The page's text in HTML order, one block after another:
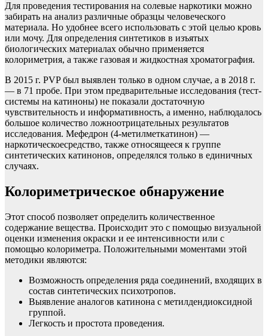
Для проведения тестирования на солевые наркотики можно
забирать на анализ различные образцы человеческого
материала. Но удобнее всего использовать с этой целью кровь
или мочу. Для определения синтетиков в изъятых
биологических материалах обычно применяется
колориметрия, а также газовая и жидкостная хроматография.
В 2015 г. PVP был выявлен только в одном случае, а в 2018 г.
— в 71 пробе. При этом предварительные исследования (тест-
системы на катиноны) не показали достаточную
чувствительность и информативность, а именно, наблюдалось
большое количество ложноотрицательных результатов
исследования. Мефедрон (4-метилметкатинон) —
наркотическоесредство, также относящееся к группе
синтетических катинонов, определялся только в единичных
случаях.
Колориметрическое обнаружение
Этот способ позволяет определить количественное
содержание вещества. Происходит это с помощью визуальной
оценки изменения окраски и ее интенсивности или с
помощью колориметра. Положительными моментами этой
методики являются:
Возможность определения ряда соединений, входящих в
состав синтетических психотропов.
Выявление аналогов катинона с метилдендиоксидной
группой.
Легкость и простота проведения.